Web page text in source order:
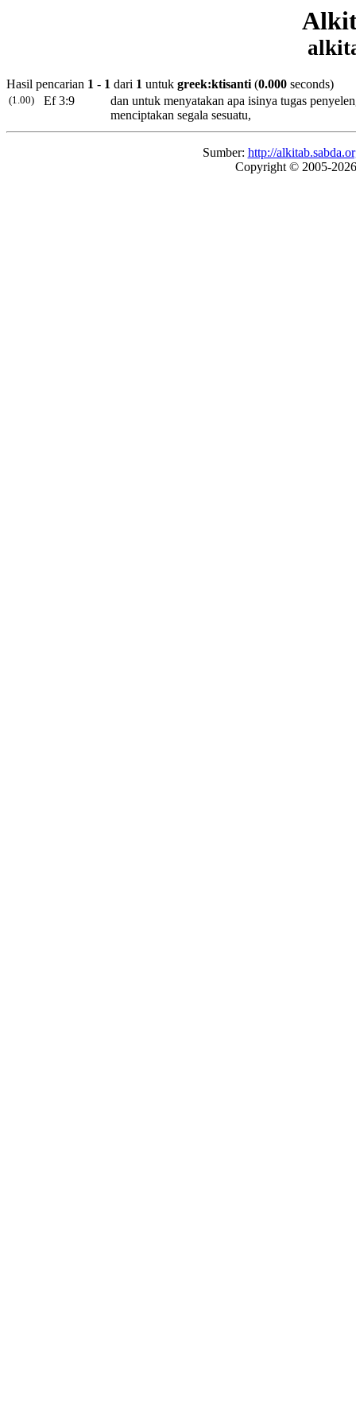
Hasil pencarian 1 - 1 dari 1 untuk greek:ktisanti(0.000 seconds)
(1.00) Ef 3:9
dan untuk menyatakan apa isinya tugas
menciptakan segala sesuatu,
Sumber: http://
Copyright © 2005-